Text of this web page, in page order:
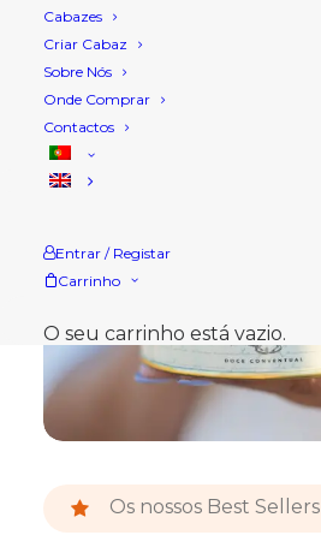
Cabazes
Criar Cabaz
Sobre Nós
Onde Comprar
Contactos
Entrar / Registar
Carrinho
O seu carrinho está vazio.
Os nossos Best Sellers